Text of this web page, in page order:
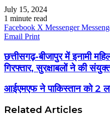
July 15, 2024
1 minute read
Facebook X Messenger
Email Print
छत्तीसगढ़-बीजापुर में इनामी
गिरफ्तार, सुरक्षाबलों ने की संयुक्त
आईएमएफ ने पा‎किस्तान को 2
Related Articles